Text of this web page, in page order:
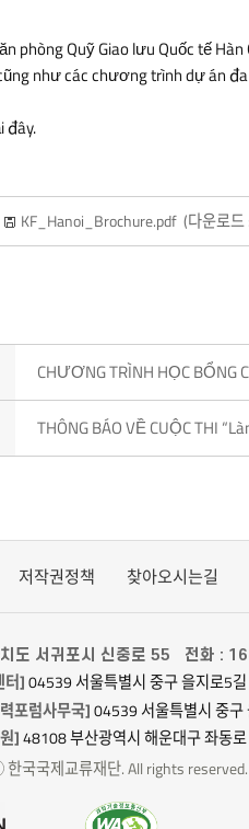
phòng Quỹ Giao lưu Quốc tế
như các chương trình dự án
đây.
KF_Hanoi_Brochure.pdf (다운로
CHƯƠNG TRÌNH HỌC BỔNG
THÔNG BÁO VỀ CUỘC THI
저작권정책 찾아오시는길
도 서귀포시 신중로 55 전화 :
터]04539 서울특별시 중구 을지로5
포럼사무국]04539 서울특별시 중구
]48108 부산광역시 해운대구 좌동
국국제교류재단. All rights reserved.